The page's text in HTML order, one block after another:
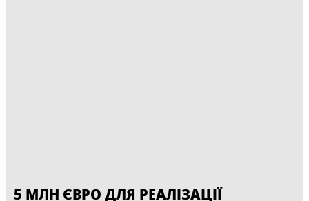
5 МЛН ЄВРО ДЛЯ РЕАЛІЗАЦІЇ